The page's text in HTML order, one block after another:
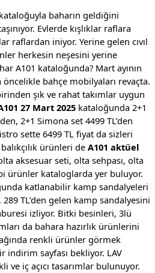
baharın geldiğini
Evlerde kışlıklar raflara
raflardan iniyor. Yerine gelen cıvıl
herkesin neşesini yerine
A101 kataloğunda? Mart ayının
bahçe mobilyaları revaçta.
şık ve rahat takımlar uygun
27 Mart 2025kataloğunda 2+1
2+1 Simona set 4499 TL’den
sette 6499 TL fiyat da sizleri
ürünleri de A101 aktüel
aksesuar seti, olta sehpası, olta
ürünler kataloglarda yer buluyor.
katlanabilir kamp sandalyeleri
TL’den gelen kamp sandalyesini
izliyor. Bitki besinleri, 3lü
da bahara hazırlık ürünlerini
renkli ürünler görmek
indirim sayfası bekliyor. LAV
ve iç açıcı tasarımlar bulunuyor.